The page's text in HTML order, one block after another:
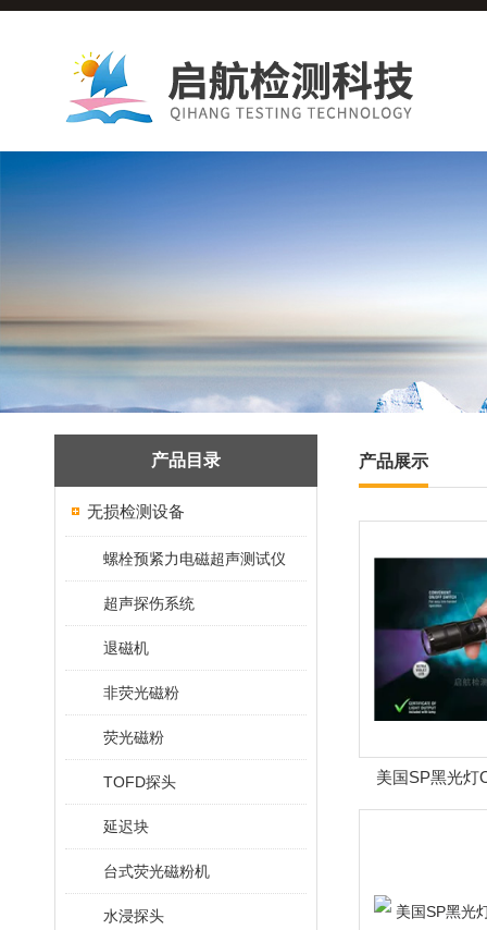
产品目录
无损检测设备
螺栓预紧力电磁超声测试仪
超声探伤系统
退磁机
非荧光磁粉
荧光磁粉
TOFD探头
延迟块
台式荧光磁粉机
水浸探头
产品展示
美国SP黑光灯